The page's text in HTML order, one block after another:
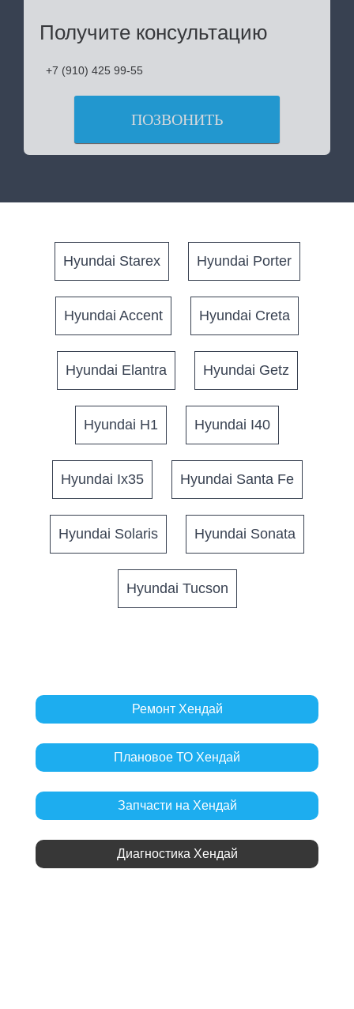
Получите консультацию
+7 (910) 425 99-55
ПОЗВОНИТЬ
Hyundai Starex Hyundai Porter
Hyundai Accent Hyundai Creta
Hyundai Elantra Hyundai Getz
Hyundai H1 Hyundai I40
Hyundai Ix35 Hyundai Santa Fe
Hyundai Solaris Hyundai Sonata
Hyundai Tucson
Ремонт Хендай
Плановое ТО Хендай
Запчасти на Хендай
Диагностика Хендай